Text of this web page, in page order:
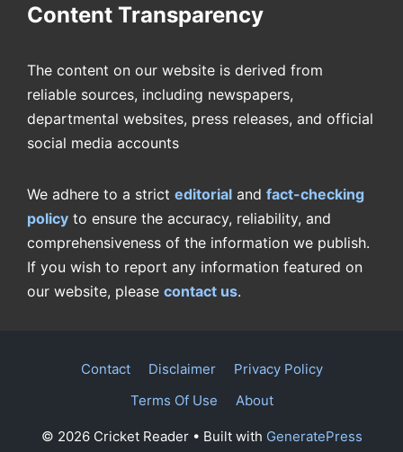
Content Transparency
The content on our website is derived from
reliable sources, including newspapers,
departmental websites, press releases, and official
social media accounts
We adhere to a strict editorial and fact-checking
policy to ensure the accuracy, reliability, and
comprehensiveness of the information we publish.
If you wish to report any information featured on
our website, please contact us.
Contact Disclaimer
Privacy Policy
Terms Of Use
About
© 2026 Cricket Reader• Built with GeneratePress